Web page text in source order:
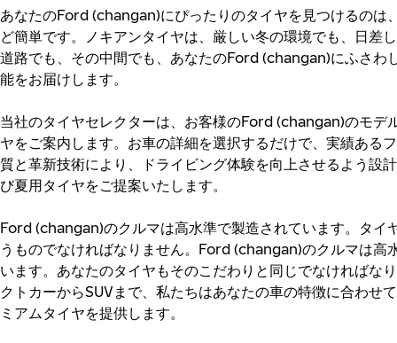
あなたのFord (changan)にぴったりのタイヤを見つけるのは
ど簡単です。ノキアンタイヤは、厳しい冬の環境でも、日差
道路でも、その中間でも、あなたのFord (changan)にふさわ
能をお届けします。
当社のタイヤセレクターは、お客様のFord (changan)のモデ
ヤをご案内します。お車の詳細を選択するだけで、実績ある
質と革新技術により、ドライビング体験を向上させるよう設
び夏用タイヤをご提案いたします。
Ford (changan)のクルマは高水準で製造されています。タイ
うものでなければなりません。Ford (changan)のクルマは高
います。あなたのタイヤもそのこだわりと同じでなければな
クトカーからSUVまで、私たちはあなたの車の特徴に合わせ
ミアムタイヤを提供します。